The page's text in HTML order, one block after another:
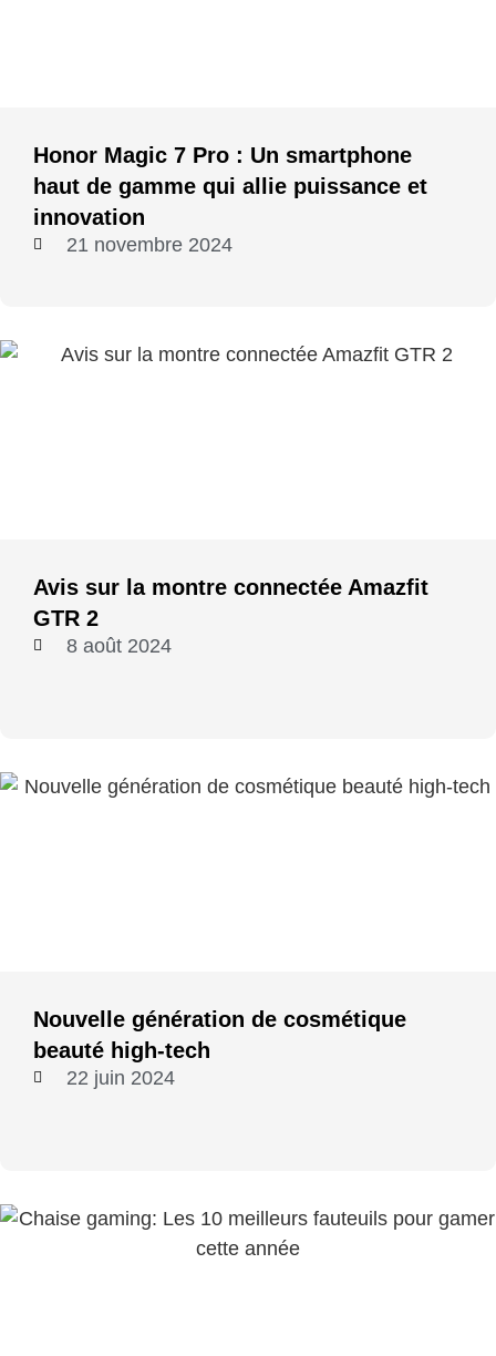
Honor Magic 7 Pro : Un smartphone
haut de gamme qui allie puissance et
innovation
21 novembre 2024
Avis sur la montre connectée Amazfit
GTR 2
8 août 2024
Nouvelle génération de cosmétique
beauté high-tech
22 juin 2024